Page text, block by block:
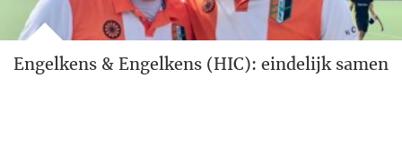
Engelkens & Engelkens (HIC): eindelijk samen